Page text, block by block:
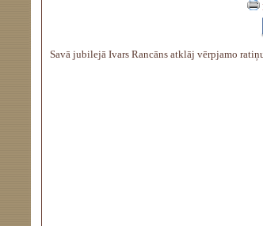
Savā jubilejā Ivars Rancāns atklāj vērpjamo